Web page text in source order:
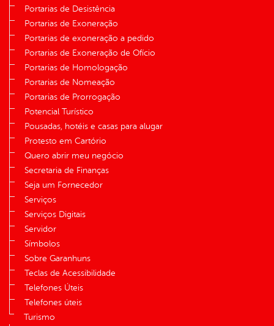
Portarias de Desistência
Portarias de Exoneração
Portarias de exoneração a pedido
Portarias de Exoneração de Ofício
Portarias de Homologação
Portarias de Nomeação
Portarias de Prorrogação
Potencial Turístico
Pousadas, hotéis e casas para alugar
Protesto em Cartório
Quero abrir meu negócio
Secretaria de Finanças
Seja um Fornecedor
Serviços
Serviços Digitais
Servidor
Símbolos
Sobre Garanhuns
Teclas de Acessibilidade
Telefones Úteis
Telefones úteis
Turismo